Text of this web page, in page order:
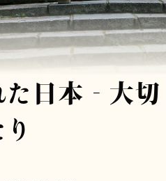
た日本‐大切